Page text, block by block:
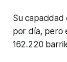
Su
por día, pero
162.220